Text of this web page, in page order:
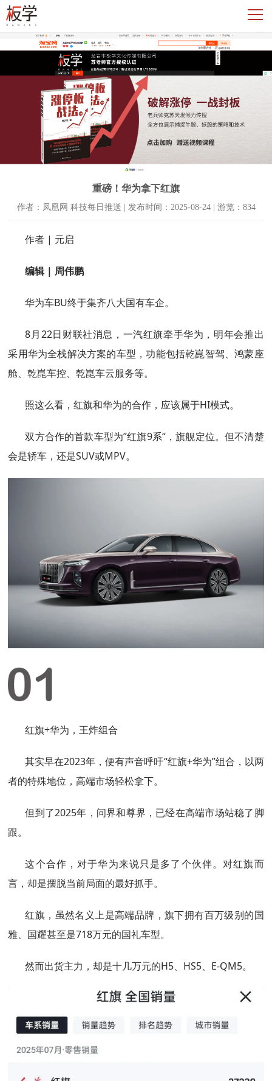
重磅！华为拿下红旗
作者：凤凰网 科技每日推送 | 发布时间：2025-08-24 | 游览：834
作者 | 元启
编辑 | 周伟鹏
华为车BU终于集齐八大国有车企。
8月22日财联社消息，一汽红旗牵手华为，明年会推出
采用华为全栈解决方案的车型，功能包括乾崑智驾、鸿蒙座
舱、乾崑车控、乾崑车云服务等。
照这么看，红旗和华为的合作，应该属于HI模式。
双方合作的首款车型为”红旗9系“，旗舰定位。但不清楚
会是轿车，还是SUV或MPV。
红旗+华为，王炸组合
其实早在2023年，便有声音呼吁“红旗+华为”组合，以两
者的特殊地位，高端市场轻松拿下。
但到了2025年，问界和尊界，已经在高端市场站稳了脚
跟。
这个合作，对于华为来说只是多了个伙伴。对红旗而
言，却是摆脱当前局面的最好抓手。
红旗，虽然名义上是高端品牌，旗下拥有百万级别的国
雅、国耀甚至是718万元的国礼车型。
然而出货主力，却是十几万元的H5、HS5、E-QM5。